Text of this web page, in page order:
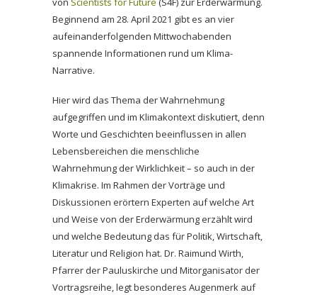
Beginnend am 28. April 2021 gibt es an vier
aufeinanderfolgenden Mittwochabenden
spannende Informationen rund um Klima-
Narrative.
Hier wird das Thema der Wahrnehmung
aufgegriffen und im Klimakontext diskutiert, denn
Worte und Geschichten beeinflussen in allen
Lebensbereichen die menschliche
Wahrnehmung der Wirklichkeit – so auch in der
Klimakrise. Im Rahmen der Vorträge und
Diskussionen erörtern Experten auf welche Art
und Weise von der Erderwärmung erzählt wird
und welche Bedeutung das für Politik, Wirtschaft,
Literatur und Religion hat. Dr. Raimund Wirth,
Pfarrer der Pauluskirche und Mitorganisator der
Vortragsreihe, legt besonderes Augenmerk auf